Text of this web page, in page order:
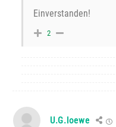
Einverstanden!
2
U.G.loewe